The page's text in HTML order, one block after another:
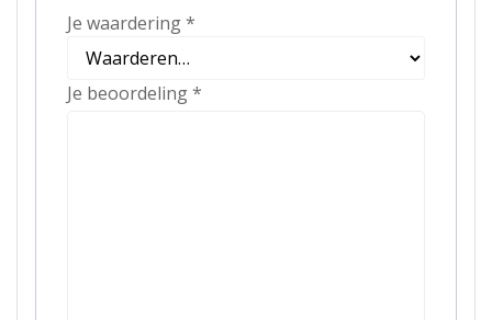
Je waardering*
Je beoordeling*